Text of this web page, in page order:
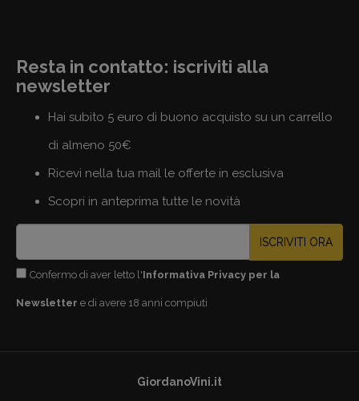
Resta in contatto: iscriviti alla
newsletter
Hai subito 5 euro di buono acquisto su un carrello
di almeno 50€
Ricevi nella tua mail le offerte in esclusiva
Scopri in anteprima tutte le novità
ISCRIVITI ORA
Confermo di aver letto l'Informativa Privacy per la
Newsletter e di avere 18 anni compiuti
GiordanoVini.it